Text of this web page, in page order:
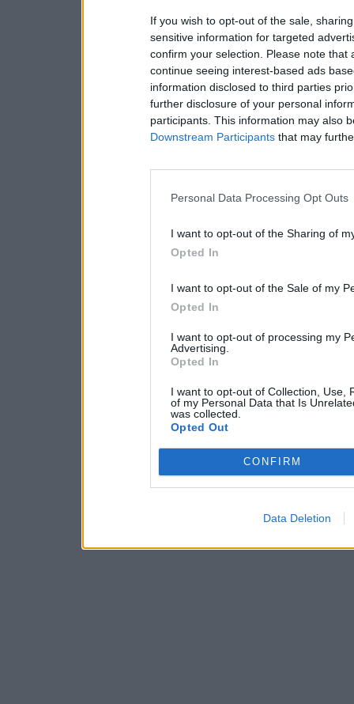
If you wish to opt-out of the sale,
sensitive information for targeted
confirm your selection. Please note
continue seeing interest-based ads
information disclosed to third parties
further disclosure of your personal
participants. This information may also
Downstream Participants that may
Personal Data Processing Opt Outs
I want to opt-out of the Sharing of
Opted In
I want to opt-out of the Sale of my
Opted In
I want to opt-out of processing my
Advertising.
Opted In
I want to opt-out of Collection, Use,
of my Personal Data that Is
was collected.
Opted Out
CONFIRM
Data Deletion